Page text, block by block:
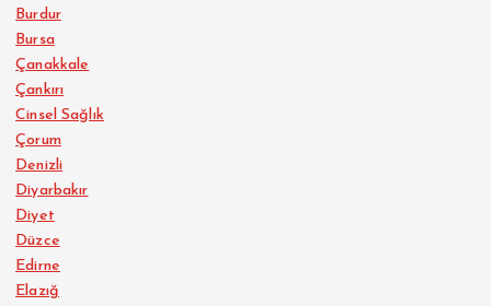
Burdur
Bursa
Çanakkale
Çankırı
Cinsel Sağlık
Çorum
Denizli
Diyarbakır
Diyet
Düzce
Edirne
Elazığ